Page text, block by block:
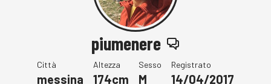
piumenere
Città
messina
Altezza
174cm
Sesso
M
Registrato
14/04/2017